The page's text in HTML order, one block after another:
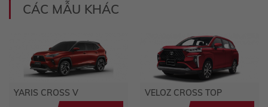
CÁC MẪU KHÁC
YARIS CROSS V
VELOZ CROSS TOP